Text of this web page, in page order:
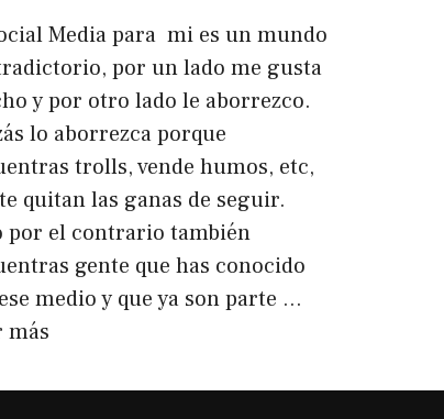
Media para mi es un mundo
por un lado me gusta
y por otro lado le aborrezco.
lo aborrezca porque
trolls, vende humos, etc,
quitan las ganas de seguir.
por el contrario también
gente que has conocido
medio y que ya son parte …
más